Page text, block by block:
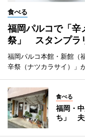
食べる
福岡パルコで「辛
祭」 スタンプラ
福岡パルコ本館・新館（
辛祭（ナツカラサイ）」
食べる
福岡・
ち」 夫